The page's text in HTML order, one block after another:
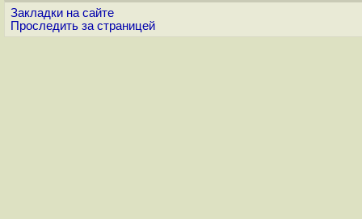
Закладки на сайте
Проследить за страницей